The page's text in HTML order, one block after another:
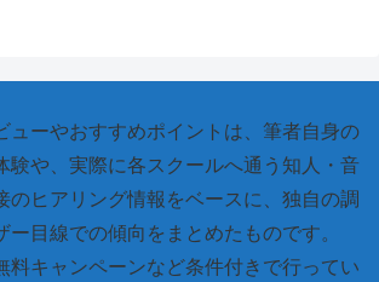
ーやおすすめポイントは、筆者自身の
験や、実際に各スクールへ通う知人・音
のヒアリング情報をベースに、独自の調
ー目線での傾向をまとめたものです。
キャンペーンなど条件付きで行ってい